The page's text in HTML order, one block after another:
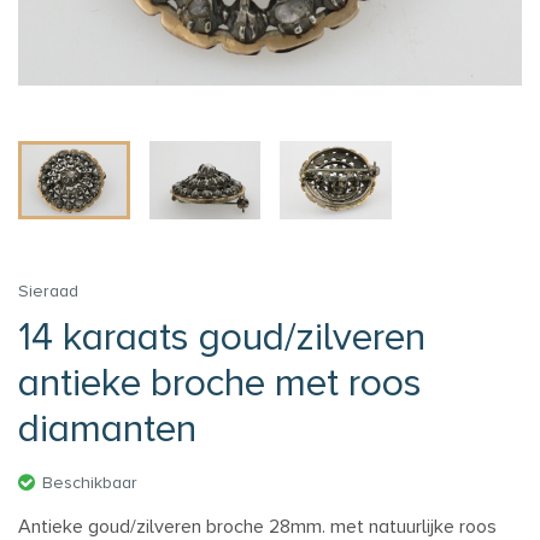
Sieraad
14 karaats goud/zilveren
antieke broche met roos
diamanten
Beschikbaar
Antieke goud/zilveren broche 28mm. met natuurlijke roos